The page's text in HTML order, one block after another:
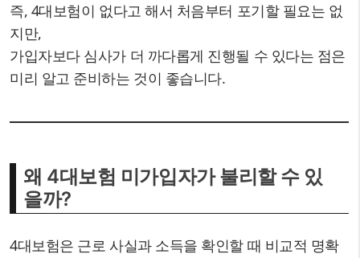
즉, 4대보험이 없다고 해서 처음부터 포기할 필요는 없
지만,
가입자보다 심사가 더 까다롭게 진행될 수 있다는 점은
미리 알고 준비하는 것이 좋습니다.
왜 4대보험 미가입자가 불리할 수 있
을까?
4대보험은 근로 사실과 소득을 확인할 때 비교적 명확